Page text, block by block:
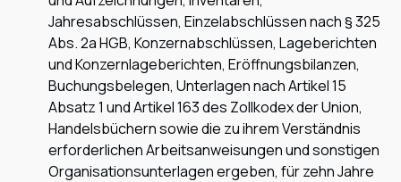
Jahresabschlüssen, Einzelabschlüssen nach § 325
Abs. 2a HGB, Konzernabschlüssen, Lageberichten
und Konzernlageberichten, Eröffnungsbilanzen,
Buchungsbelegen, Unterlagen nach Artikel 15
Absatz 1 und Artikel 163 des Zollkodex der Union,
Handelsbüchern sowie die zu ihrem Verständnis
erforderlichen Arbeitsanweisungen und sonstigen
Organisationsunterlagen ergeben, für zehn Jahre